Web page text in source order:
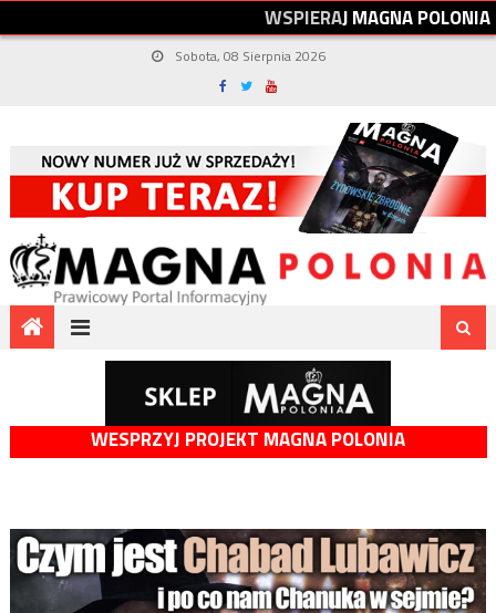
WSPIERAJMAGNAPOLONIA
Sobota, 08 Sierpnia 2026
WESPRZYJ PROJEKT MAGNA POLONIA